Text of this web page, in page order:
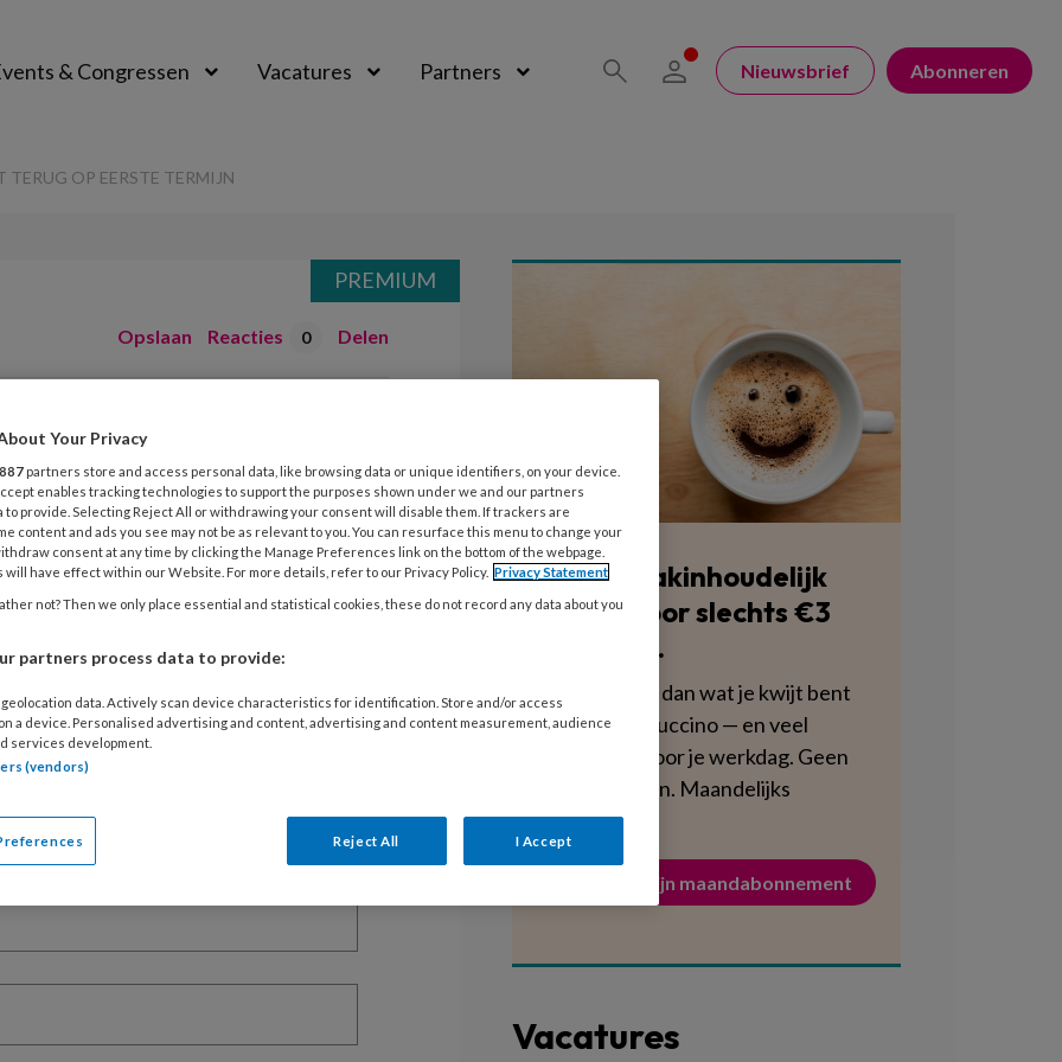
& Congressen Vacatures Partners Nieuwsbrief Abonneren
OP EERSTE TERMIJN
Opslaan Reacties 0 Delen
kijkt terug
lezen?
lees 2 artikelen gratis per maand
PREMIUM
Blijf vakinhoudelijk
scherp voor slechts €3
per week.
Dat is minder dan wat je kwijt bent
aan een cappuccino — en veel
voedzamer voor je werkdag. Geen
verplichtingen. Maandelijks
opzegbaar.
Activeer mijn maandabonnement
Vacatures
Your Privacy
887 partners store and access personal data, like browsing data or unique identifiers, on your device.
enables tracking technologies to support the purposes shown under we and our partners
to provide. Selecting Reject All or withdrawing your consent will disable them. If trackers are
content and ads you see may not be as relevant to you. You can resurface this menu to change your
consent at any time by clicking the Manage Preferences link on the bottom of the webpage.
will have effect within our Website. For more details, refer to our Privacy Policy. Privacy Statement
not? Then we only place essential and statistical cookies, these do not record any data about you
partners process data to provide:
data. Actively scan device characteristics for identification. Store and/or access
a device. Personalised advertising and content, advertising and content measurement, audience
services development.
(vendors)
Reject All I Accept